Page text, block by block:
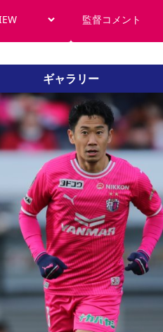
監督コメント
ギャラリー